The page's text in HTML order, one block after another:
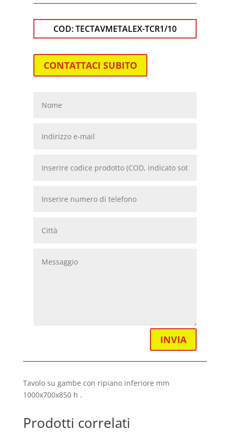
COD:TECTAVMETALEX-TCR1/10
CONTATTACI SUBITO
INVIA
Tavolo su gambe con ripiano inferiore mm
1000x700x850 h .
Prodotti correlati